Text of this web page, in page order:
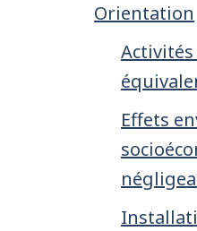
Orientation
Effets